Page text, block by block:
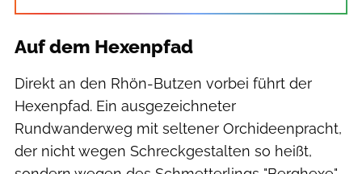
Auf dem Hexenpfad
Direkt an den Rhön-Butzen vorbei führt der
Hexenpfad. Ein ausgezeichneter
Rundwanderweg mit seltener Orchideenpracht,
der nicht wegen Schreckgestalten so heißt,